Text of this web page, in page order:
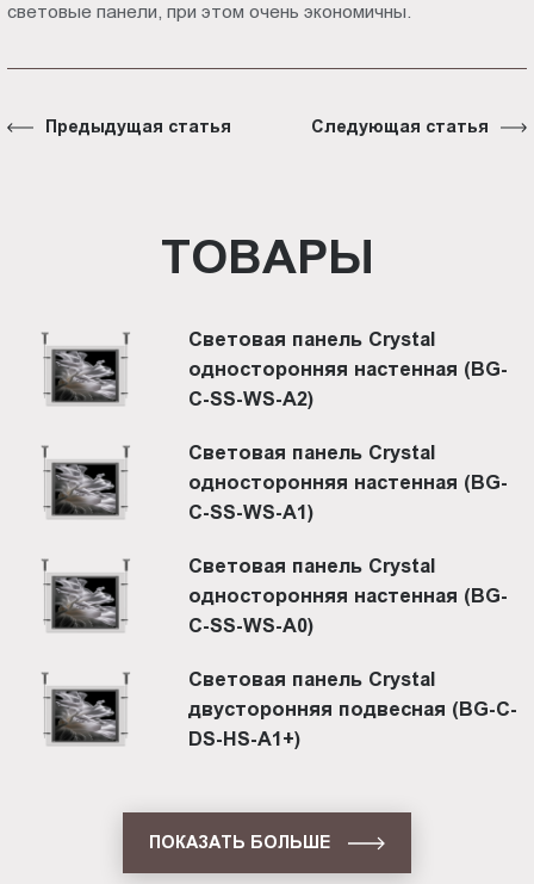
световые панели, при этом очень экономичны.
Предыдущая статья Следующая статья
ТОВАРЫ
Световая панель Crystal
односторонняя настенная (BG-
C-SS-WS-A2)
Световая панель Crystal
односторонняя настенная (BG-
C-SS-WS-A1)
Световая панель Crystal
односторонняя настенная (BG-
C-SS-WS-A0)
Световая панель Crystal
двусторонняя подвесная (BG-C-
DS-HS-A1+)
ПОКАЗАТЬ БОЛЬШЕ